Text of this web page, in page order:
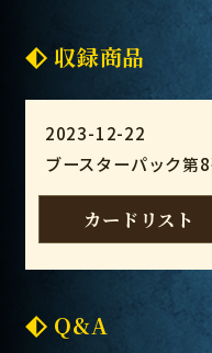
収録商品
2023-12-22
ブースターパック第8
カードリスト
Q&A